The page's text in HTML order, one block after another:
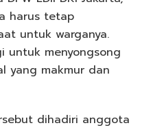
harus tetap
untuk warganya.
untuk menyongsong
yang makmur dan
dihadiri anggota